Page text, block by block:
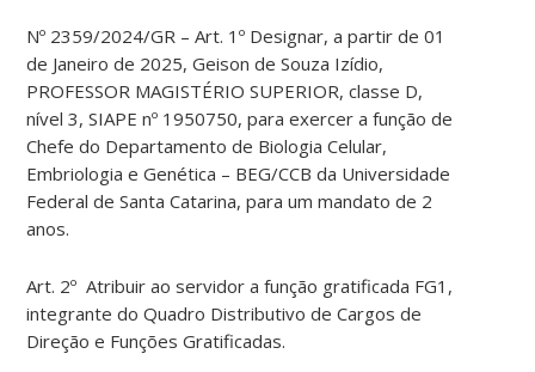
Nº 2359/2024/GR – Art. 1º Designar, a partir de 01
de Janeiro de 2025, Geison de Souza Izídio,
PROFESSOR MAGISTÉRIO SUPERIOR, classe D,
nível 3, SIAPE nº 1950750, para exercer a função de
Chefe do Departamento de Biologia Celular,
Embriologia e Genética – BEG/CCB da Universidade
Federal de Santa Catarina, para um mandato de 2
anos.
Art. 2º Atribuir ao servidor a função gratificada FG1,
integrante do Quadro Distributivo de Cargos de
Direção e Funções Gratificadas.